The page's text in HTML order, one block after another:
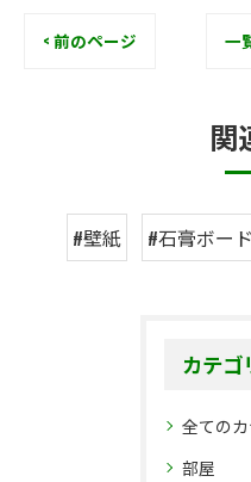
< 前のページ 一
関
#壁紙 #石膏ボード
カテゴ
全ての
部屋